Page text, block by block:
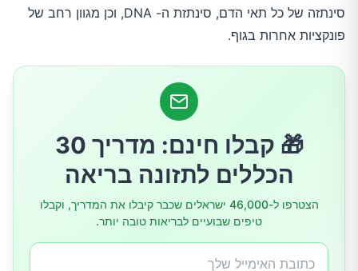
מהן הסכנות הגדולות ביותר של מחסור בוויטמין
B12?
מזונות בריאים אשר עשירים בוויטמין B12
סינתזה של כל תאי הדם, סינתזת ה- DNA, וכן מגוון רחב של
פונקציות אחרות בגוף.
🎁 קבלו חינם: מדריך 30
הכללים לתזונה בריאה
הצטרפו ל-46,000 ישראלים שכבר קיבלו את המדריך, וקבלו
טיפים שבועיים לבריאות טובה יותר.